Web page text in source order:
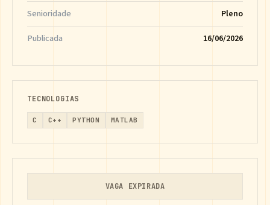
Senioridade
Pleno
Publicada
16/06/2026
TECNOLOGIAS
C C++ PYTHON MATLAB
VAGA EXPIRADA